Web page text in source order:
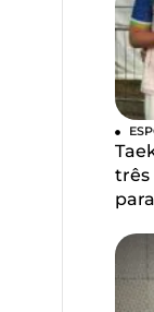
três